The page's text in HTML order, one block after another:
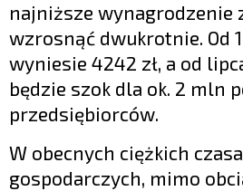
najniższe wynagrodzenie
wzrosnąć dwukrotnie. Od
wyniesie 4242 zł, a od
będzie szok dla ok. 2 mln
przedsiębiorców.
W obecnych ciężkich
gospodarczych, mimo